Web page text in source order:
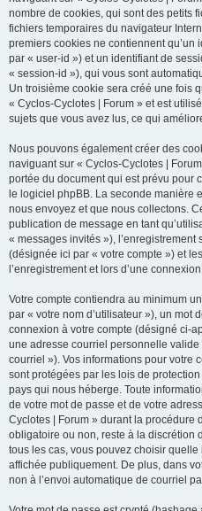
nombre de cookies, qui sont des petits
fichiers temporaires du navigateur
premiers cookies ne contiennent
par « user-id ») et un identifiant de
« session-id »), qui vous sont
Un troisième cookie sera créé une fois
« Cyclos-Cyclotes | Forum » et est
sujets que vous avez lus, ce qui
Nous pouvons également créer des
naviguant sur « Cyclos-Cyclotes |
portée du document qui est prévu pour
le logiciel phpBB. La seconde manière
nous envoyez et que nous collectons.
publication de message en tant
« messages invités »), l’enregistrement
(désignée ici par « votre compte ») et
l’enregistrement et lors d’une
Votre compte contiendra au minimum
par « votre nom d’utilisateur »), un mot
connexion à votre compte (désigné ci-
une adresse courriel personnelle
courriel »). Vos informations pour votre
sont protégées par les lois de
pays qui nous héberge. Toute
de votre mot de passe et de votre
Cyclotes | Forum » durant la procédure
obligatoire ou non, reste à la discrétion
tous les cas, vous pouvez choisir
affichée publiquement. De plus, dans
non à l’envoi automatique de courriel